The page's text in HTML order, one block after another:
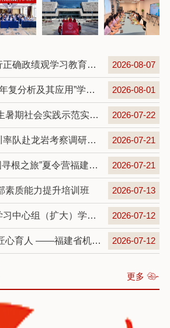
我校召开树立和践行正确政绩观学习教育座谈会 2026-08-07
我校成功举办“2026年复分析及其应用”学术会议 2026-08-01
2026年福建省大学生暑期社会实践示范实践队（湖北站）赴鄂开展沉浸式研学 2026-07-22
我校党委书记林伟川率队赴龙岩考察调研托幼一体化及访企拓岗 2026-07-21
2026“亲情中华·中国寻根之旅”夏令营福建幼高专营圆满闭营 2026-07-21
素质能力提升培训班 2026-07-13
学校召开党委理论学习中心组（扩大）学习会专题学习习近平党建思想与习近平总书记“七一”重要讲话精神 2026-07-12
深耕托育保教 聚力匠心育人 ——福建省机关事务管理局所属幼儿园保育托育能力提升专题培训圆满结业 2026-07-12
更多